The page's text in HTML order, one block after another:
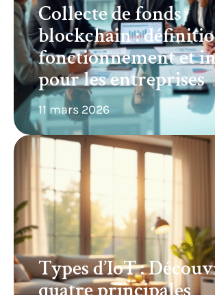
Collecte de fonds
blockchain :
fonctionnement et
pour les entreprises
11 mars 2026
Types d’IoT :